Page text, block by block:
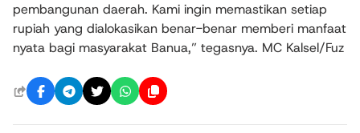
pembangunan daerah. Kami ingin memastikan setiap
rupiah yang dialokasikan benar-benar memberi manfaat
nyata bagi masyarakat Banua,” tegasnya. MC Kalsel/Fuz